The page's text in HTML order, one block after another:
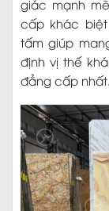
giác mạnh
cấp khác biệt
tấm giúp
định vị thế
đẳng cấp nhất.